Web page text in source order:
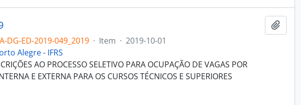
DG-ED-2019-049_2019 · Item · 2019-10-01
Alegre - IFRS
AO PROCESSO SELETIVO PARA OCUPAÇÃO DE VAGAS POR
E EXTERNA PARA OS CURSOS TÉCNICOS E SUPERIORES